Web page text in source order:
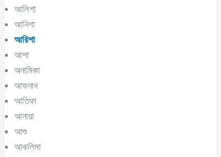
আলিশা
আনিশা
আরিশা
আশা
অনামিকা
আফনান
আতিফা
আনায়া
আশু
আকলিমা